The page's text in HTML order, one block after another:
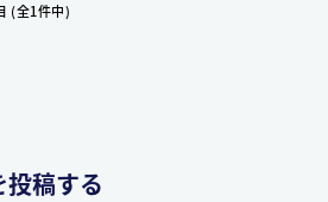
(全1件中)
投稿する